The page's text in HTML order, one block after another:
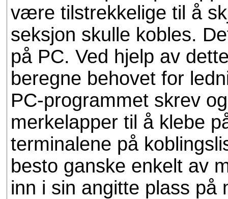
være tilstrekkelige til å
seksjon skulle kobles.
på PC. Ved hjelp av
beregne behovet for
PC-programmet skrev
merkelapper til å klebe
terminalene på
besto ganske enkelt av
inn i sin angitte plass på